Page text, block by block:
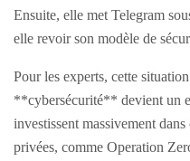
Ensuite, elle met Telegram
elle revoir son modèle de
Pour les experts, cette
**cybersécurité** devient un
investissent massivement
privées, comme Operation